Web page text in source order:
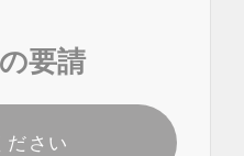
要請
ださい